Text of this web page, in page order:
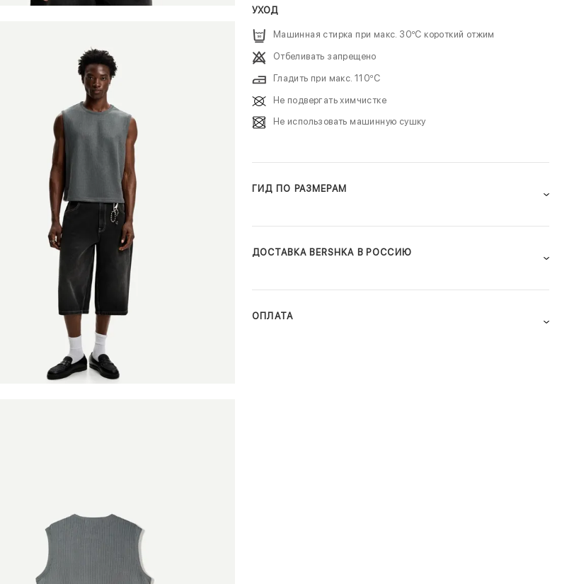
УХОД
Машинная стирка при макс. 30ºC короткий отжим
Отбеливать запрещено
Гладить при макс. 110ºC
Не подвергать химчистке
Не использовать машинную сушку
ГИД ПО РАЗМЕРАМ
ДОСТАВКА BERSHKA В РОССИЮ
ОПЛАТА